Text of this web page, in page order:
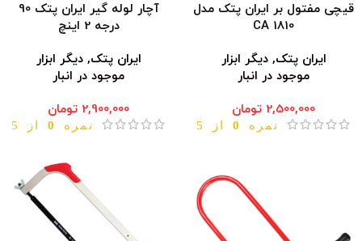
قیچی مفتول بر ایران پتک مدل
CA 1810
ایران پتک,دیگر ابزار
موجود در انبار
2,500,000 تومان
نمره 0 از 5
آچار لوله گیر ایران پتک 90
درجه 2 اینچ
ایران پتک,دیگر ابزار
موجود در انبار
2,900,000 تومان
نمره 0 از 5